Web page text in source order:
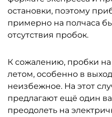
остановки, поэтому
примерно на полчаса
отсутствия пробок.
К сожалению, пробки
летом, особенно в
неизбежное. На этот
предлагают ещё один
преодолеть на